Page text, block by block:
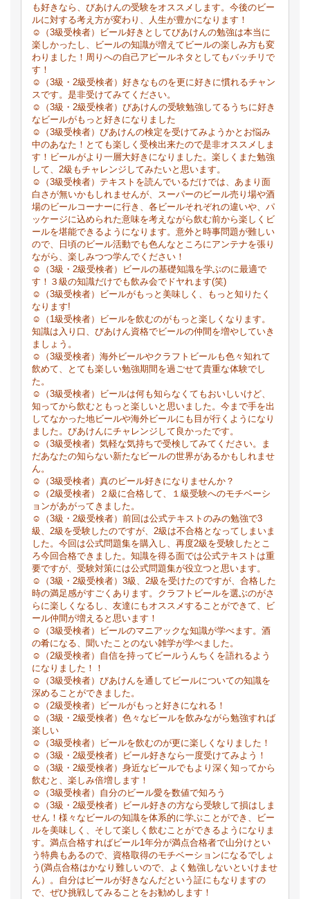
も好きなら、びあけんの受験をオススメします。今後のビー
ルに対する考え方が変わり、人生が豊かになります！
☺（3級受検者）ビール好きとしてびあけんの勉強は本当に
楽しかったし、ビールの知識が増えてビールの楽しみ方も変
わりました！周りへの自己アピールネタとしてもバッチリで
す！
☺（3級・2級受検者）好きなものを更に好きに慣れるチャン
スです。是非受けてみてください。
☺（3級・2級受検者）びあけんの受験勉強してるうちに好き
なビールがもっと好きになりました
☺（3級受検者）びあけんの検定を受けてみようかとお悩み
中のあなた！ とても楽しく受検出来たので是非オススメしま
す！ ビールがより一層大好きになりました。 楽しくまた勉強
して、2級もチャレンジしてみたいと思います。
☺（3級受検者）テキストを読んでいるだけでは、あまり面
白さが無いかもしれませんが、スーパーのビール売り場や酒
場のビールコーナーに行き、各ビールそれぞれの違いや、パ
ッケージに込められた意味を考えながら飲む前から楽しくビ
ールを堪能できるようになります。意外と時事問題が難しい
ので、日頃のビール活動でも色んなところにアンテナを張り
ながら、楽しみつつ学んでください！
☺（3級・2級受検者）ビールの基礎知識を学ぶのに最適で
す！３級の知識だけでも飲み会でドヤれます(笑)
☺（3級受検者）ビールがもっと美味しく、もっと知りたく
なります!
☺（1級受検者）ビールを飲むのがもっと楽しくなります。
知識は入り口、びあけん資格でビールの仲間を増やしていき
ましょう。
☺（3級受検者）海外ビールやクラフトビールも色々知れて
飲めて、とても楽しい勉強期間を過ごせて貴重な体験でし
た。
☺（3級受検者）ビールは何も知らなくてもおいしいけど、
知ってから飲むともっと楽しいと思いました。今まで手を出
してなかった地ビールや海外ビールにも目が行くようになり
ました。びあけんにチャレンジして良かったです。
☺（3級受検者）気軽な気持ちで受検してみてください。ま
だあなたの知らない新たなビールの世界があるかもしれませ
ん。
☺（3級受検者）真のビール好きになりませんか？
☺（2級受検者）２級に合格して、１級受験へのモチベーシ
ョンがあがってきました。
☺（3級・2級受検者）前回は公式テキストのみの勉強で3
級、2級を受験したのですが、2級は不合格となってしまいま
した。今回は公式問題集を購入し、再度2級を受験したとこ
ろ今回合格できました。知識を得る面では公式テキストは重
要ですが、受験対策には公式問題集が役立つと思います。
☺（3級・2級受検者）3級、2級を受けたのですが、合格した
時の満足感がすごくあります。クラフトビールを選ぶのがさ
らに楽しくなるし、友達にもオススメすることができて、ビ
ール仲間が増えると思います！
☺（3級受検者）ビールのマニアックな知識が学べます。酒
の肴になる、聞いたことのない雑学が学べました。
☺（2級受検者）自信を持ってビールうんちくを語れるよう
になりました！！
☺（3級受検者）びあけんを通してビールについての知識を
深めることができました。
☺（2級受検者）ビールがもっと好きになれる！
☺（3級・2級受検者）色々なビールを飲みながら勉強すれば
楽しい
☺（3級受検者）ビールを飲むのが更に楽しくなりました！
☺（3級・2級受検者）ビール好きなら一度受けてみよう！
☺（3級・2級受検者）身近なビールでもより深く知ってから
飲むと、楽しみ倍増します！
☺（3級受検者）自分のビール愛を数値で知ろう
☺（3級・2級受検者）ビール好きの方なら受験して損はしま
せん！様々なビールの知識を体系的に学ぶことができ、ビー
ルを美味しく、そして楽しく飲むことができるようになりま
す。満点合格すればビール1年分が満点合格者で山分けとい
う特典もあるので、資格取得のモチベーションになるでしょ
う(満点合格はかなり難しいので、よく勉強しないといけませ
ん）。自分はビールが好きなんだという証にもなりますの
で、ぜひ挑戦してみることをお勧めします！